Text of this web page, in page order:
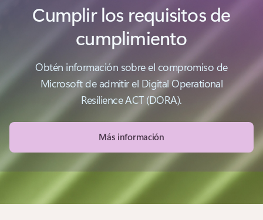
Cumplir los requisitos de
cumplimiento
Obtén información sobre el compromiso de
Microsoft de admitir el Digital Operational
Resilience ACT (DORA).
Más información